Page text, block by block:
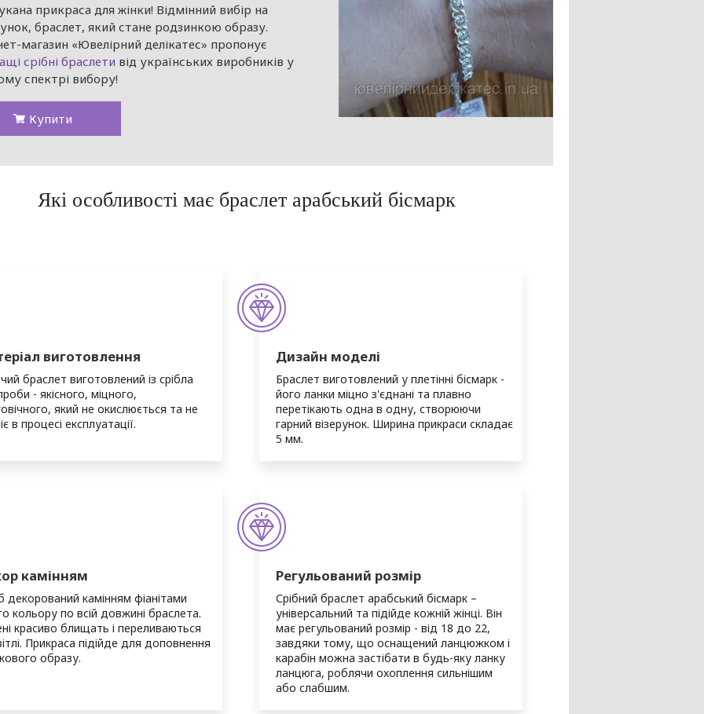
прикраса для жінки! Відмінний вибір на
браслет, який стане родзинкою образу.
магазин «Ювелірний делікатес» пропонує
срібні браслети від українських виробників у
спектрі вибору!
Купити
Які особливості має браслет арабський бісмарк
виготовлення
браслет виготовлений із срібла
- якісного, міцного,
який не окислюється та не
в процесі експлуатації.
Дизайн моделі
Браслет виготовлений у плетінні бісмарк -
його ланки міцно з'єднані та плавно
перетікають одна в одну, створюючи
гарний візерунок. Ширина прикраси складає
5 мм.
камінням
декорований камінням фіанітами
кольору по всій довжині браслета.
красиво блищать і переливаються
Прикраса підійде для доповнення
образу.
Регульований розмір
Срібний браслет арабський бісмарк –
універсальний та підійде кожній жінці. Він
має регульований розмір - від 18 до 22,
завдяки тому, що оснащений ланцюжком і
карабін можна застібати в будь-яку ланку
ланцюга, роблячи охоплення сильнішим
або слабшим.